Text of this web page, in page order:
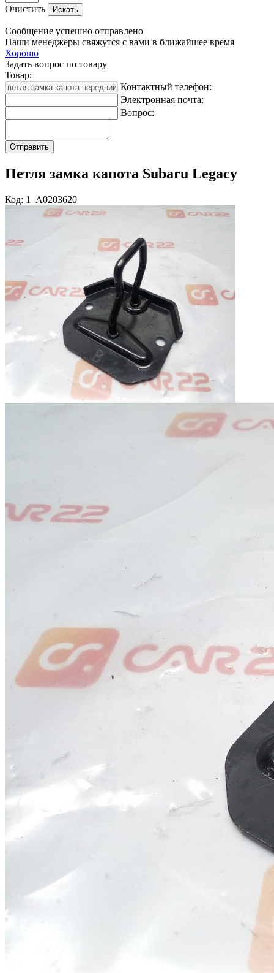
Очистить
Сообщение успешно отправлено
Наши менеджеры свяжутся с вами в ближайшее время
Хорошо
Задать вопрос по товару
Товар:
Контактный телефон:
Электронная почта:
Вопрос:
Петля замка капота Subaru Legacy
Код: 1_A0203620